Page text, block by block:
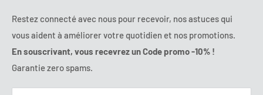
Samedi - Dimanche :
09 70 01 97 37
E-mail:
contact@ozerty-france.com
Restez connecté avec nous pour recevoir, nos astuces qui
vous aident à améliorer votre quotidien et nos promotions.
En souscrivant, vous recevrez un Code promo -10% !
Garantie zero spams.